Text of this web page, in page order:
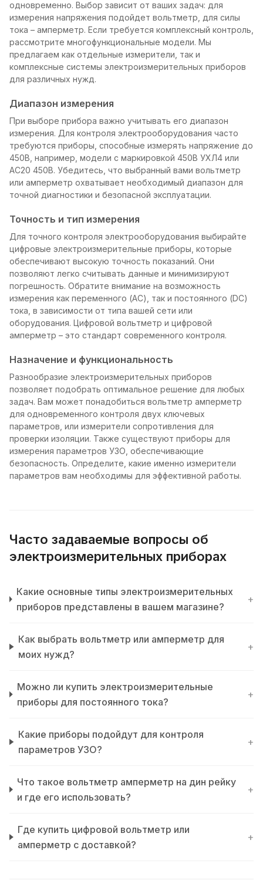
одновременно. Выбор зависит от ваших задач: для
измерения напряжения подойдет вольтметр, для силы
тока – амперметр. Если требуется комплексный контроль,
рассмотрите многофункциональные модели. Мы
предлагаем как отдельные измерители, так и
комплексные системы электроизмерительных приборов
для различных нужд.
Диапазон измерения
При выборе прибора важно учитывать его диапазон
измерения. Для контроля электрооборудования часто
требуются приборы, способные измерять напряжение до
450В, например, модели с маркировкой 450В УХЛ4 или
АС20 450В. Убедитесь, что выбранный вами вольтметр
или амперметр охватывает необходимый диапазон для
точной диагностики и безопасной эксплуатации.
Точность и тип измерения
Для точного контроля электрооборудования выбирайте
цифровые электроизмерительные приборы, которые
обеспечивают высокую точность показаний. Они
позволяют легко считывать данные и минимизируют
погрешность. Обратите внимание на возможность
измерения как переменного (AC), так и постоянного (DC)
тока, в зависимости от типа вашей сети или
оборудования. Цифровой вольтметр и цифровой
амперметр – это стандарт современного контроля.
Назначение и функциональность
Разнообразие электроизмерительных приборов
позволяет подобрать оптимальное решение для любых
задач. Вам может понадобиться вольтметр амперметр
для одновременного контроля двух ключевых
параметров, или измерители сопротивления для
проверки изоляции. Также существуют приборы для
измерения параметров УЗО, обеспечивающие
безопасность. Определите, какие именно измерители
параметров вам необходимы для эффективной работы.
Часто задаваемые вопросы об
электроизмерительных приборах
Какие основные типы электроизмерительных
приборов представлены в вашем магазине?
+
Как выбрать вольтметр или амперметр для
моих нужд?
+
Можно ли купить электроизмерительные
приборы для постоянного тока?
+
Какие приборы подойдут для контроля
параметров УЗО?
+
Что такое вольтметр амперметр на дин рейку
и где его использовать?
+
Где купить цифровой вольтметр или
амперметр с доставкой?
+